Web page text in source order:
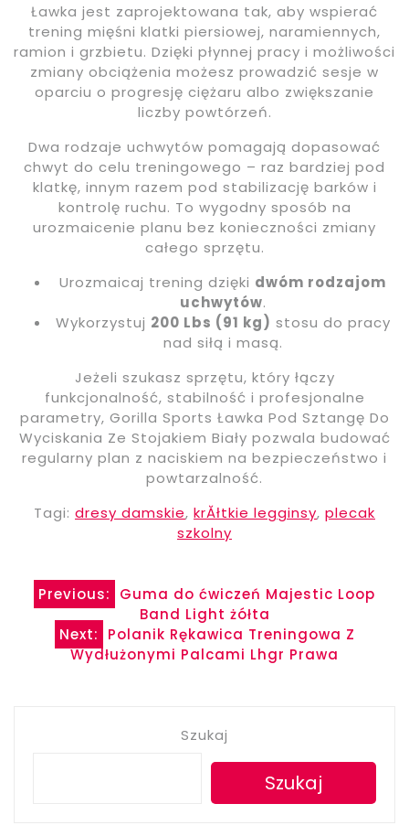
Ławka jest zaprojektowana tak, aby wspierać
trening mięśni klatki piersiowej, naramiennych,
ramion i grzbietu. Dzięki płynnej pracy i możliwości
zmiany obciążenia możesz prowadzić sesje w
oparciu o progresję ciężaru albo zwiększanie
liczby powtórzeń.
Dwa rodzaje uchwytów pomagają dopasować
chwyt do celu treningowego – raz bardziej pod
klatkę, innym razem pod stabilizację barków i
kontrolę ruchu. To wygodny sposób na
urozmaicenie planu bez konieczności zmiany
całego sprzętu.
Urozmaicaj trening dzięki dwóm rodzajom
uchwytów.
Wykorzystuj 200 Lbs (91 kg) stosu do pracy
nad siłą i masą.
Jeżeli szukasz sprzętu, który łączy
funkcjonalność, stabilność i profesjonalne
parametry, Gorilla Sports Ławka Pod Sztangę Do
Wyciskania Ze Stojakiem Biały pozwala budować
regularny plan z naciskiem na bezpieczeństwo i
powtarzalność.
Tagi: dresy damskie, krĂłtkie legginsy, plecak
szkolny
Nawigacja
wpisu
Previous:
Guma do ćwiczeń Majestic Loop
Band Light żółta
Next:
Polanik Rękawica Treningowa Z
Wydłużonymi Palcami Lhgr Prawa
Szukaj
Szukaj